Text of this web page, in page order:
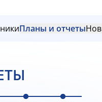
Планы и отчеты